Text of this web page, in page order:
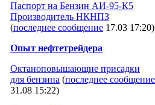
Паспорт на Бензин АИ-95-К5
Производитель НКНПЗ
(последнее сообщение 17.03 17:20)
Опыт нефтетрейдера
Октаноповышающие присадки
для бензина (последнее сообщение
31.08 15:22)